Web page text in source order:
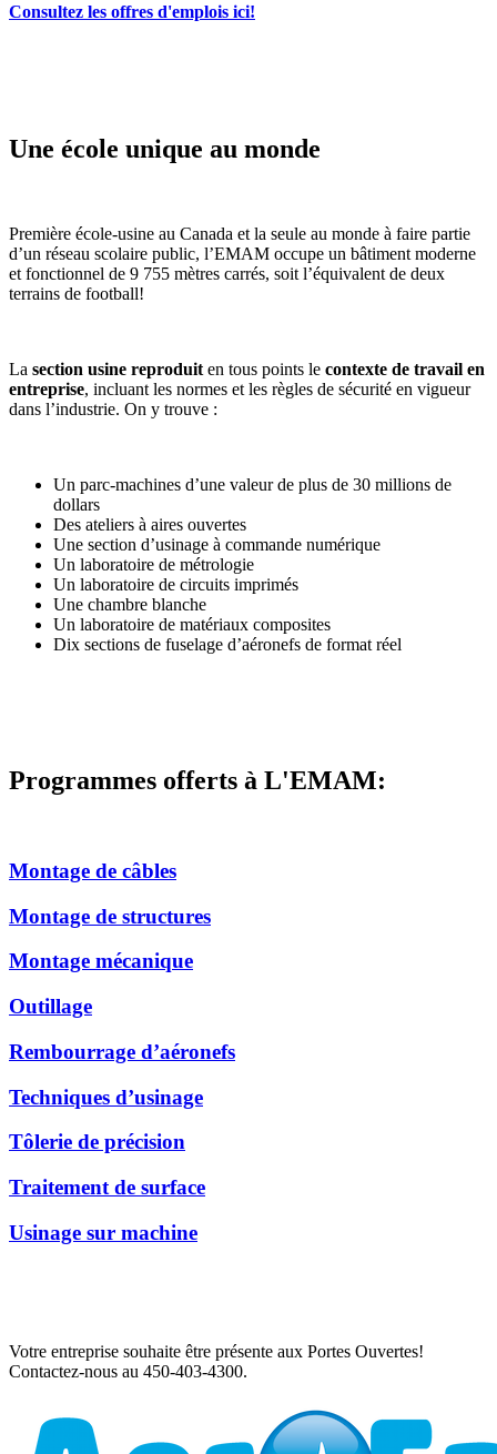
Consultez les offres d'emplois ici!
Une école unique au monde
Première école-usine au Canada et la seule au monde à faire partie
d’un réseau scolaire public, l’EMAM occupe un bâtiment moderne
et fonctionnel de 9 755 mètres carrés, soit l’équivalent de deux
terrains de football!
La section usine reproduit en tous points le contexte de travail en
entreprise, incluant les normes et les règles de sécurité en vigueur
dans l’industrie. On y trouve :
Un parc-machines d’une valeur de plus de 30 millions de
dollars
Des ateliers à aires ouvertes
Une section d’usinage à commande numérique
Un laboratoire de métrologie
Un laboratoire de circuits imprimés
Une chambre blanche
Un laboratoire de matériaux composites
Dix sections de fuselage d’aéronefs de format réel
Programmes offerts à L'EMAM:
Montage de câbles
Montage de structures
Montage mécanique
Outillage
Rembourrage d’aéronefs
Techniques d’usinage
Tôlerie de précision
Traitement de surface
Usinage sur machine
Votre entreprise souhaite être présente aux Portes Ouvertes!
Contactez-nous au 450-403-4300.